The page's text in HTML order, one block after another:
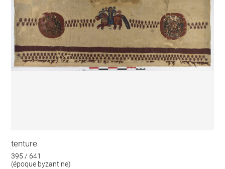
tenture
395 / 641
(époque byzantine)